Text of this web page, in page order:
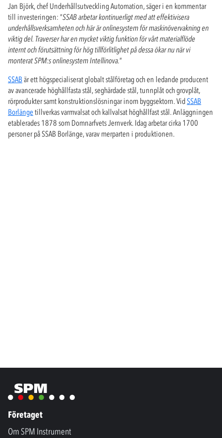
Jan Björk, chef Underhållsutveckling Automation, säger i en kommentar
till investeringen: ”SSAB arbetar kontinuerligt med att effektivisera
underhållsverksamheten och här är onlinesystem för maskinövervakning en
viktig del. Traverser har en mycket viktig funktion för vårt materialflöde
internt och förutsättning för hög tillförlitlighet på dessa ökar nu när vi
monterat SPM:s onlinesystem Intellinova.”
SSAB är ett högspecialiserat globalt stålföretag och en ledande producent
av avancerade höghållfasta stål, seghärdade stål, tunnplåt och grovplåt,
rörprodukter samt konstruktionslösningar inom byggsektorn. VidSSAB
Borlänge tillverkas varmvalsat och kallvalsat höghållfast stål. Anläggningen
etablerades 1878 som Domnarfvets Jernverk. Idag arbetar cirka 1700
personer på SSAB Borlänge, varav merparten i produktionen.
Företaget
Om SPM Instrument